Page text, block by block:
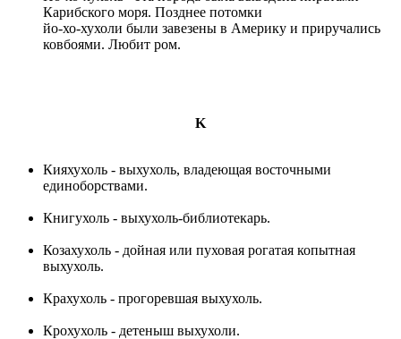
Карибского моря. Позднее потомки
йо-хо-хухоли были завезены в Америку и приручались
ковбоями. Любит ром.
K
Кияхухоль - выхухоль, владеющая восточными
единоборствами.
Книгухоль - выхухоль-библиотекарь.
Козахухоль - дойная или пуховая рогатая копытная
выхухоль.
Крахухоль - прогоревшая выхухоль.
Крохухоль - детеныш выхухоли.